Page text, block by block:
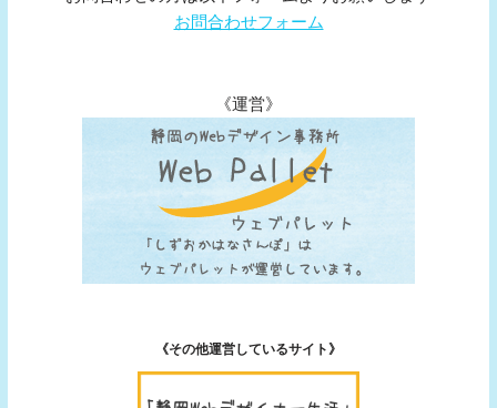
お問合わせフォーム
《運営》
《その他運営しているサイト》